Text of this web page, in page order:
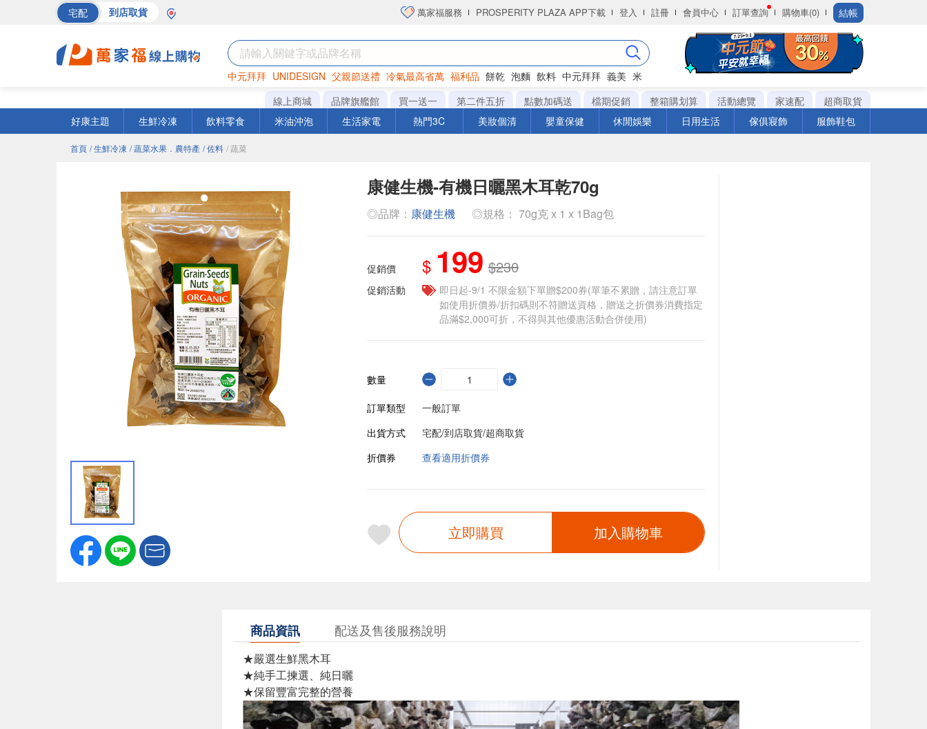
宅配 到店取貨 萬家福服務 PROSPERITY PLAZA APP下載 登入 註冊 會員中心 訂單查詢 購物車(0) 結帳
中元拜拜 UNIDESIGN 父親節送禮 冷氣最高省萬 福利品 餅乾 泡麵 飲料 中元拜拜 義美 米
巧克力 罐頭 衛生紙
線上商城 品牌旗艦館 買一送一 第二件五折 點數加碼送 檔期促銷 整箱購划算 活動總覽 家速配
超商取貨
好康主題
生鮮冷凍 飲料零食 米油沖泡 生活家電 熱門3C 美妝個清 嬰童保健 休閒娛樂 日用生活 傢俱寢飾 服飾鞋包
首頁 / 生鮮冷凍 / 蔬菜水果．農特產 / 佐料 / 蔬菜
康健生機-有機日曬黑木耳乾70g
◎品牌： 康健生機 ◎規格： 70g克 x 1 x 1Bag包
促銷價 $ 199 $230
促銷活動
即日起-9/1 不限金額下單贈$200券(單筆不累贈，請注意訂單
如使用折價券/折扣碼則不符贈送資格，贈送之折價券消費指定
品滿$2,000可折，不得與其他優惠活動合併使用)
數量
訂單類型
一般訂單
出貨方式
宅配/到店取貨/超商取貨
折價券
查看適用折價券
立即購買 加入購物車
商品資訊 配送及售後服務說明
★嚴選生鮮黑木耳
★純手工揀選、純日曬
★保留豐富完整的營養